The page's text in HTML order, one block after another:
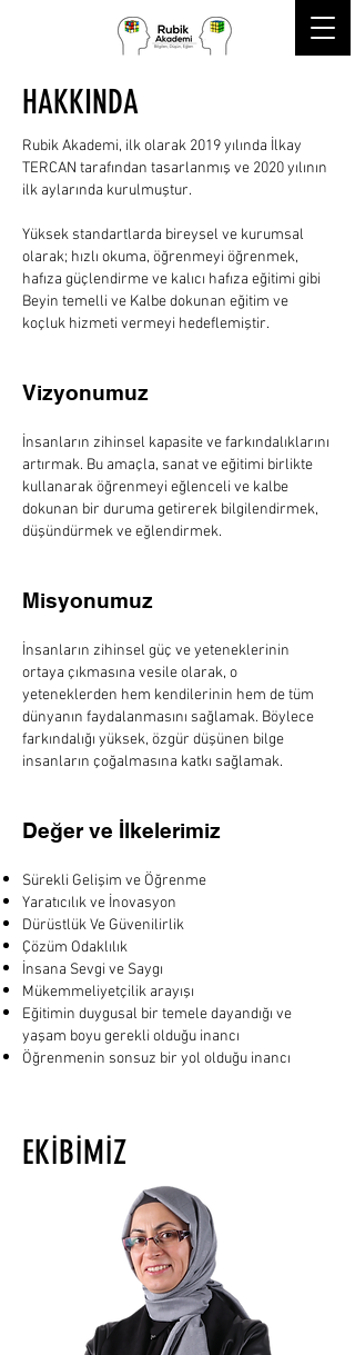
HAKKINDA
Rubik Akademi, ilk olarak 2019 yılında İlkay
TERCAN tarafından tasarlanmış ve 2020 yılının
ilk aylarında kurulmuştur.
Yüksek standartlarda bireysel ve kurumsal
olarak; hızlı okuma, öğrenmeyi öğrenmek,
hafıza güçlendirme ve kalıcı hafıza eğitimi gibi
Beyin temelli ve Kalbe dokunan eğitim ve
koçluk hizmeti vermeyi hedeflemiştir.
Vizyonumuz
İnsanların zihinsel kapasite ve farkındalıklarını
artırmak. Bu amaçla, sanat ve eğitimi birlikte
kullanarak öğrenmeyi eğlenceli ve kalbe
dokunan bir duruma getirerek bilgilendirmek,
düşündürmek ve eğlendirmek.
Misyonumuz
İnsanların zihinsel güç ve yeteneklerinin
ortaya çıkmasına vesile olarak, o
yeteneklerden hem kendilerinin hem de tüm
dünyanın faydalanmasını sağlamak. Böylece
farkındalığı yüksek, özgür düşünen bilge
insanların çoğalmasına katkı sağlamak.
Değer ve İlkelerimiz
Sürekli Gelişim ve Öğrenme
Yaratıcılık ve İnovasyon
Dürüstlük Ve Güvenilirlik
Çözüm Odaklılık
İnsana Sevgi ve Saygı
Mükemmeliyetçilik arayışı
Eğitimin duygusal bir temele dayandığı ve
yaşam boyu gerekli olduğu inancı
Öğrenmenin sonsuz bir yol olduğu inancı
EKİBİMİZ